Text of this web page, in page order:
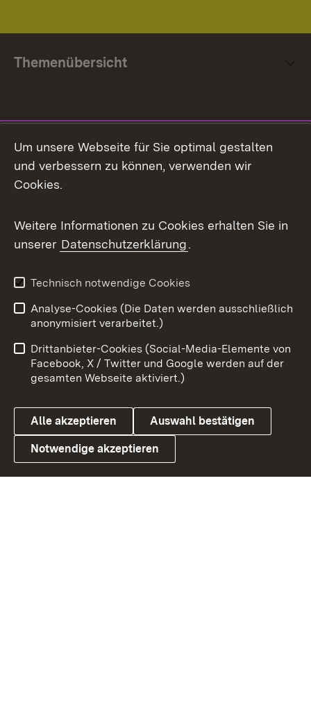
Themenübersicht
Facebook
X / Twitter
Youtube
Link zum Landesportal
Impressum
Kontakt
Barrierefreiheit
Datenschutz
Cookies
Um unsere Webseite für Sie optimal gestalten
und verbessern zu können, verwenden wir
Cookies.
Weitere Informationen zu Cookies erhalten Sie in
unserer Datenschutzerklärung.
Technisch notwendige Cookies
Analyse-Cookies (Die Daten werden ausschließlich
anonymisiert verarbeitet.)
Drittanbieter-Cookies (Social-Media-Elemente von
Facebook, X / Twitter und Google werden auf der
gesamten Webseite aktiviert.)
Alle akzeptieren Auswahl bestätigen
Notwendige akzeptieren